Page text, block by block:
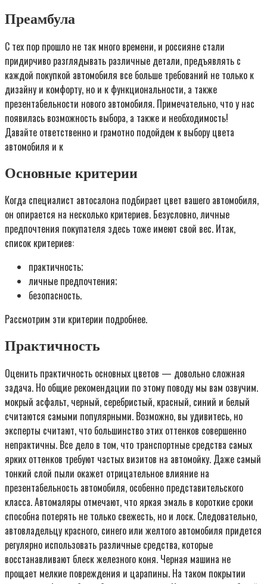
Преамбула
С тех пор прошло не так много времени, и россияне стали
придирчиво разглядывать различные детали, предъявлять с
каждой покупкой автомобиля все больше требований не только к
дизайну и комфорту, но и к функциональности, а также
презентабельности нового автомобиля. Примечательно, что у нас
появилась возможность выбора, а также и необходимость!
Давайте ответственно и грамотно подойдем к выбору цвета
автомобиля и к
Основные критерии
Когда специалист автосалона подбирает цвет вашего автомобиля,
он опирается на несколько критериев. Безусловно, личные
предпочтения покупателя здесь тоже имеют свой вес. Итак,
список критериев:
практичность;
личные предпочтения;
безопасность.
Рассмотрим эти критерии подробнее.
Практичность
Оценить практичность основных цветов — довольно сложная
задача. Но общие рекомендации по этому поводу мы вам озвучим.
мокрый асфальт, черный, серебристый, красный, синий и белый
считаются самыми популярными. Возможно, вы удивитесь, но
эксперты считают, что большинство этих оттенков совершенно
непрактичны. Все дело в том, что транспортные средства самых
ярких оттенков требуют частых визитов на автомойку. Даже самый
тонкий слой пыли окажет отрицательное влияние на
презентабельность автомобиля, особенно представительского
класса. Автомаляры отмечают, что яркая эмаль в короткие сроки
способна потерять не только свежесть, но и лоск. Следовательно,
автовладельцу красного, синего или желтого автомобиля придется
регулярно использовать различные средства, которые
восстанавливают блеск железного коня. Черная машина не
прощает мелкие повреждения и царапины. На таком покрытии